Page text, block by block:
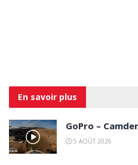
En savoir plus
GoPro –
5 AOÛT 2026